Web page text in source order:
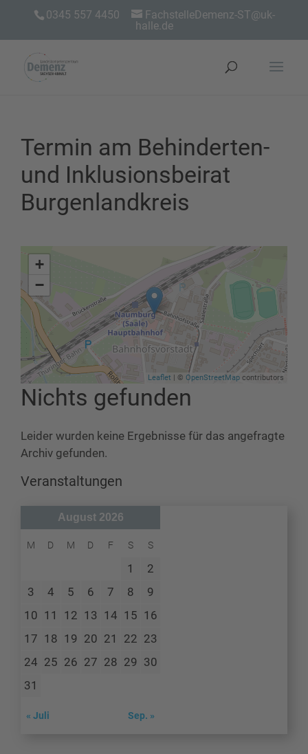
0345 557 4450
FachstelleDemenz-ST@uk-
halle.de
Termin am Behinderten-
und Inklusionsbeirat
Burgenlandkreis
+
−
Leaflet | © OpenStreetMap contributors
Nichts gefunden
Leider wurden keine Ergebnisse für das angefragte
Archiv gefunden.
Veranstaltungen
August 2026
M D M D F S S
1
2
3
4 5 6 7 8
9
10 11 12 13 14 15 16
17 18 19 20 21 22 23
24 25 26 27 28 29 30
31
« Juli Sep. »